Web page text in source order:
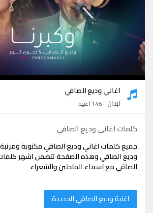
كلمات اغاني وديع الصافي
اغاني وديع الصافي
لبنان- 146 اغنية
كلمات اغاني وديع الصافي
جميع كلمات اغاني وديع الصافي مكتوبة
وديع الصافي وهذه الصفحة تتضمن اشهر
الصافي مع اسماء الملحنين والشعراء
اغنية وديع الصافي الجديدة